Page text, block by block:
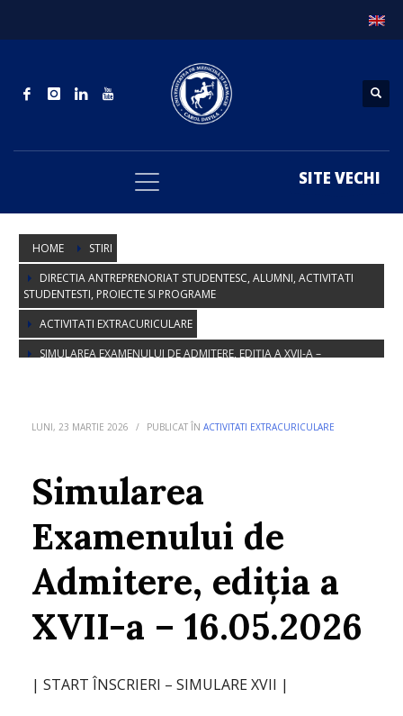
SITE VECHI
HOME
STIRI
DIRECTIA ANTREPRENORIAT STUDENTESC, ALUMNI, ACTIVITATI
STUDENTESTI, PROIECTE SI PROGRAME
ACTIVITATI EXTRACURICULARE
SIMULAREA EXAMENULUI DE ADMITERE, EDIȚIA A XVII-A –
LUNI, 23 MARTIE 2026 / PUBLICAT ÎN ACTIVITATI EXTRACURICULARE
Simularea
Examenului de
Admitere, ediția a
XVII-a – 16.05.2026
| START ÎNSCRIERI – SIMULARE XVII |